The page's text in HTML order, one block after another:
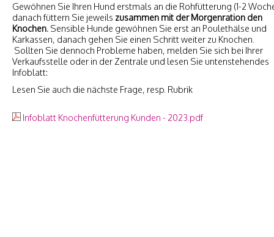
Gewöhnen Sie Ihren Hund erstmals an die Rohfütterung (1-2
danach füttern Sie jeweils zusammen mit der Morgenration den
Knochen. Sensible Hunde gewöhnen Sie erst an Poulethälse und
Karkassen, danach gehen Sie einen Schritt weiter zu Knochen.
Sollten Sie dennoch Probleme haben, melden Sie sich bei Ihrer
Verkaufsstelle oder in der Zentrale und lesen Sie untenstehendes
Infoblatt:
Lesen Sie auch die nächste Frage, resp. Rubrik
Infoblatt Knochenfütterung Kunden - 2023.pdf